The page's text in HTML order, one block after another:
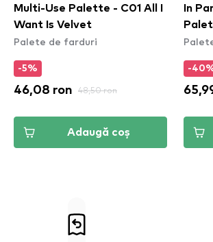
Multi-Use Palette - C01 All I
Want Is Velvet
Palete de farduri
-5%
46,08 ron 48,50 ron
Adaugă coș
In
-